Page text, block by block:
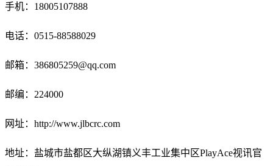
手机：18005107888
电话： 0515-88588029
邮箱： 386805259@qq.com
邮编：224000
网址：http://www.jlbcrc.com
地址：盐城市盐都区大纵湖镇义丰工业集中区PlayAce视讯官